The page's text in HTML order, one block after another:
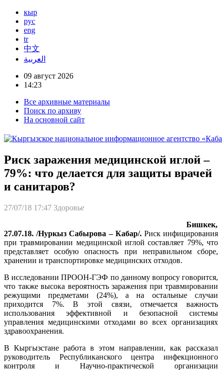
кыр
рус
eng
tr
中文
العربية
09 август 2026
14:23
Все архивные материалы
Поиск по архиву
На основной сайт
Риск заражения медицинской иглой –
79%: что делается для защиты врачей
и санитаров?
27/07/18 17:47 Здоровье
Бишкек,
27.07.18. /Нуркыз Сабырова – Кабар/.Риск инфицирования
при травмировании медицинской иглой составляет 79%, что
представляет особую опасность при неправильном сборе,
хранении и транспортировке медицинских отходов.
В исследовании ПРООН-ГЭФ по данному вопросу говорится,
что также высока вероятность заражения при травмировании
режущими предметами (24%), а на остальные случаи
приходится 7%. В этой связи, отмечается важность
использования эффективной и безопасной системы
управления медицинскими отходами во всех организациях
здравоохранения.
В Кыргызстане работа в этом направлении, как рассказал
руководитель Республиканского центра инфекционного
контроля и Научно-практической организации